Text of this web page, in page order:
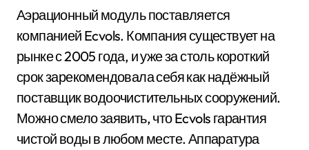
Аэрационный модуль поставляется
компанией Ecvols. Компания существует на
рынке с 2005 года, и уже за столь короткий
срок зарекомендовала себя как надёжный
поставщик водоочистительных сооружений.
Можно смело заявить, что Ecvols гарантия
чистой воды в любом месте. Аппаратура